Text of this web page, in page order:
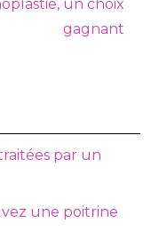
un choix
gagnant
par un
une poitrine